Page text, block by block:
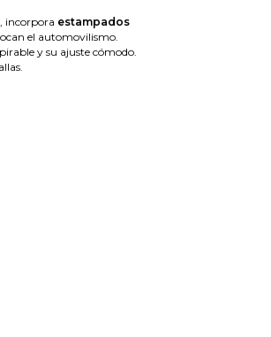
incorpora estampados
el automovilismo.
y su ajuste cómodo.